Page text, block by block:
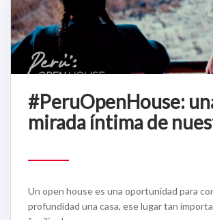
#PeruOpenHouse:
mirada íntima de
Un open house es una oportunidad para
profundidad una casa, ese lugar tan